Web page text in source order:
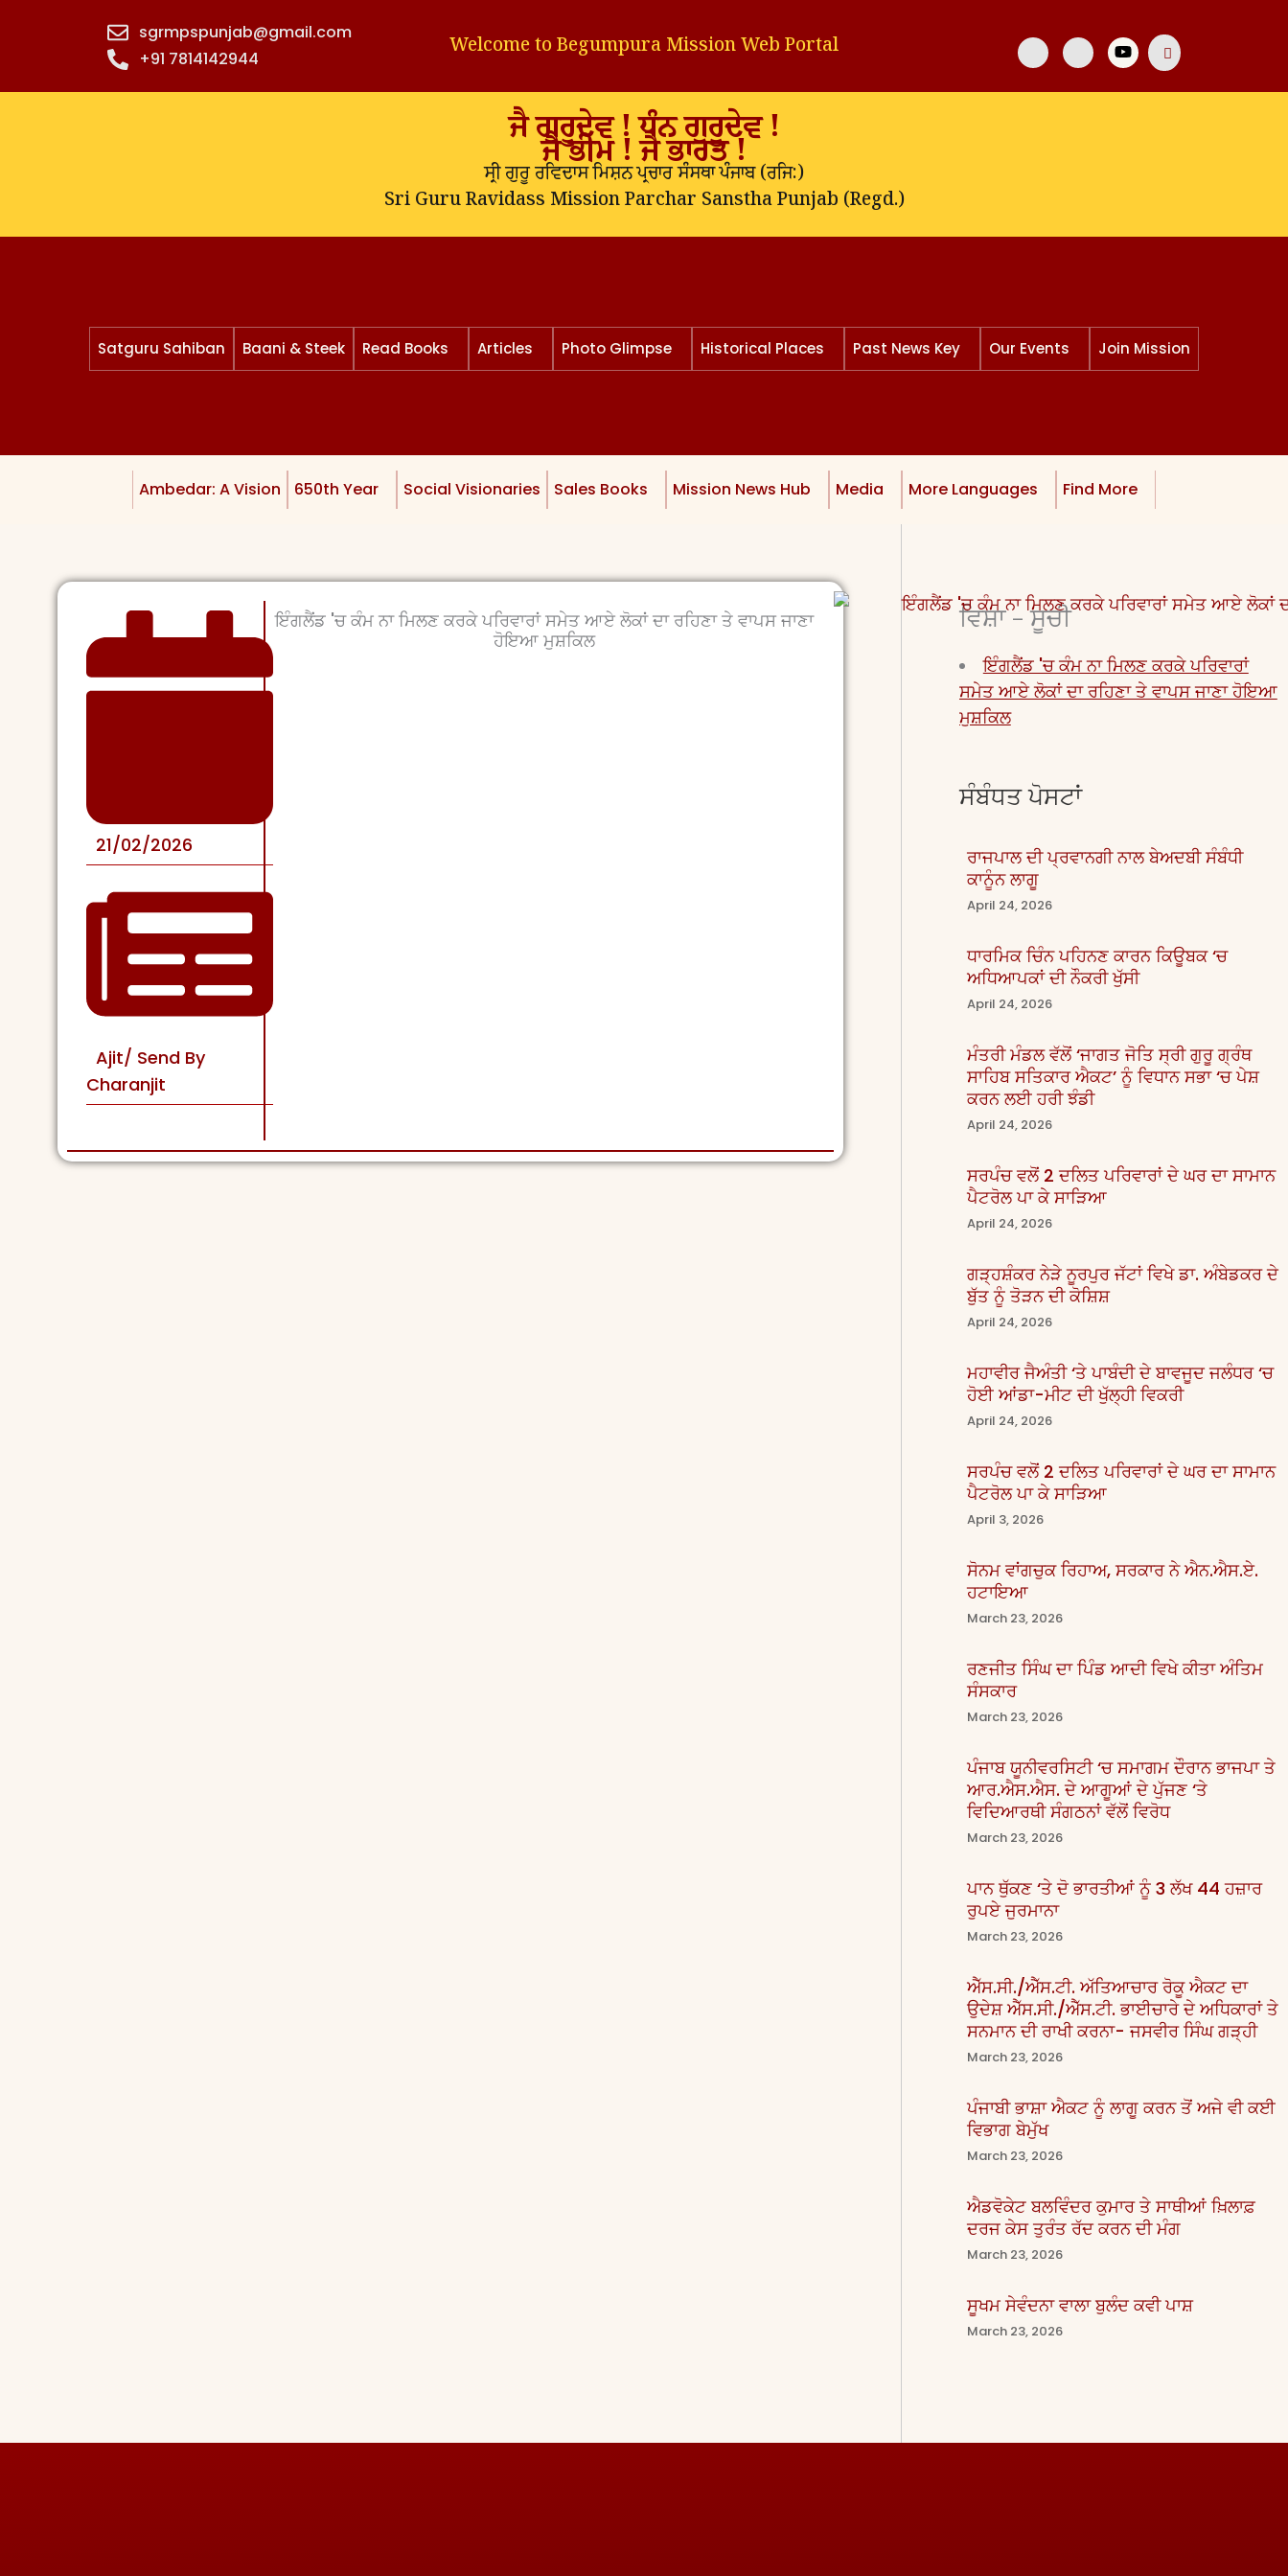
sgrmpspunjab@gmail.com
+91 7814142944‬
Welcome to Begumpura Mission Web Portal
ਜੈ ਗੁਰੂਦੇਵ ! ਧੰਨ ਗੁਰੂਦੇਵ !
ਜੈ ਭੀਮ ! ਜੈ ਭਾਰਤ !
ਸ੍ਰੀ ਗੁਰੂ ਰਵਿਦਾਸ ਮਿਸ਼ਨ ਪ੍ਰਚਾਰ ਸੰਸਥਾ ਪੰਜਾਬ (ਰਜਿ:)
Sri Guru Ravidass Mission Parchar Sanstha Punjab (Regd.)
Satguru Sahiban Baani & Steek Read Books Articles Photo Glimpse Historical Places Past News Key Our Events Join Mission
Ambedar: A Vision 650th Year Social Visionaries Sales Books Mission News Hub Media More Languages Find More
21/02/2026
Ajit/ Send By
Charanjit
ਇੰਗਲੈਂਡ 'ਚ ਕੰਮ ਨਾ ਮਿਲਣ ਕਰਕੇ ਪਰਿਵਾਰਾਂ ਸਮੇਤ ਆਏ ਲੋਕਾਂ ਦਾ ਰਹਿਣਾ ਤੇ ਵਾਪਸ ਜਾਣਾ
ਹੋਇਆ ਮੁਸ਼ਕਿਲ
ਵਿਸ਼ਾ - ਸੂਚੀ
ਇੰਗਲੈਂਡ 'ਚ ਕੰਮ ਨਾ ਮਿਲਣ ਕਰਕੇ ਪਰਿਵਾਰਾਂ
ਸਮੇਤ ਆਏ ਲੋਕਾਂ ਦਾ ਰਹਿਣਾ ਤੇ ਵਾਪਸ ਜਾਣਾ ਹੋਇਆ
ਮੁਸ਼ਕਿਲ
ਸੰਬੰਧਤ ਪੋਸਟਾਂ
ਰਾਜਪਾਲ ਦੀ ਪ੍ਰਵਾਨਗੀ ਨਾਲ ਬੇਅਦਬੀ ਸੰਬੰਧੀ
ਕਾਨੂੰਨ ਲਾਗੂ
April 24, 2026
ਧਾਰਮਿਕ ਚਿੰਨ ਪਹਿਨਣ ਕਾਰਨ ਕਿਊਬਕ ‘ਚ
ਅਧਿਆਪਕਾਂ ਦੀ ਨੌਕਰੀ ਖੁੱਸੀ
April 24, 2026
ਮੰਤਰੀ ਮੰਡਲ ਵੱਲੋਂ ‘ਜਾਗਤ ਜੋਤਿ ਸ੍ਰੀ ਗੁਰੂ ਗ੍ਰੰਥ
ਸਾਹਿਬ ਸਤਿਕਾਰ ਐਕਟ’ ਨੂੰ ਵਿਧਾਨ ਸਭਾ ‘ਚ ਪੇਸ਼
ਕਰਨ ਲਈ ਹਰੀ ਝੰਡੀ
April 24, 2026
ਸਰਪੰਚ ਵਲੋਂ 2 ਦਲਿਤ ਪਰਿਵਾਰਾਂ ਦੇ ਘਰ ਦਾ ਸਾਮਾਨ
ਪੈਟਰੋਲ ਪਾ ਕੇ ਸਾੜਿਆ
April 24, 2026
ਗੜ੍ਹਸ਼ੰਕਰ ਨੇੜੇ ਨੂਰਪੁਰ ਜੱਟਾਂ ਵਿਖੇ ਡਾ. ਅੰਬੇਡਕਰ ਦੇ
ਬੁੱਤ ਨੂੰ ਤੋੜਨ ਦੀ ਕੋਸ਼ਿਸ਼
April 24, 2026
ਮਹਾਵੀਰ ਜੈਅੰਤੀ ‘ਤੇ ਪਾਬੰਦੀ ਦੇ ਬਾਵਜੂਦ ਜਲੰਧਰ ‘ਚ
ਹੋਈ ਆਂਡਾ-ਮੀਟ ਦੀ ਖੁੱਲ੍ਹੀ ਵਿਕਰੀ
April 24, 2026
ਸਰਪੰਚ ਵਲੋਂ 2 ਦਲਿਤ ਪਰਿਵਾਰਾਂ ਦੇ ਘਰ ਦਾ ਸਾਮਾਨ
ਪੈਟਰੋਲ ਪਾ ਕੇ ਸਾੜਿਆ
April 3, 2026
ਸੋਨਮ ਵਾਂਗਚੁਕ ਰਿਹਾਅ, ਸਰਕਾਰ ਨੇ ਐਨ.ਐਸ.ਏ.
ਹਟਾਇਆ
March 23, 2026
ਰਣਜੀਤ ਸਿੰਘ ਦਾ ਪਿੰਡ ਆਦੀ ਵਿਖੇ ਕੀਤਾ ਅੰਤਿਮ
ਸੰਸਕਾਰ
March 23, 2026
ਪੰਜਾਬ ਯੂਨੀਵਰਸਿਟੀ ‘ਚ ਸਮਾਗਮ ਦੌਰਾਨ ਭਾਜਪਾ ਤੇ
ਆਰ.ਐਸ.ਐਸ. ਦੇ ਆਗੂਆਂ ਦੇ ਪੁੱਜਣ ‘ਤੇ
ਵਿਦਿਆਰਥੀ ਸੰਗਠਨਾਂ ਵੱਲੋਂ ਵਿਰੋਧ
March 23, 2026
ਪਾਨ ਥੁੱਕਣ ‘ਤੇ ਦੋ ਭਾਰਤੀਆਂ ਨੂੰ 3 ਲੱਖ 44 ਹਜ਼ਾਰ
ਰੁਪਏ ਜੁਰਮਾਨਾ
March 23, 2026
ਐੱਸ.ਸੀ./ਐੱਸ.ਟੀ. ਅੱਤਿਆਚਾਰ ਰੋਕੂ ਐਕਟ ਦਾ
ਉਦੇਸ਼ ਐੱਸ.ਸੀ./ਐੱਸ.ਟੀ. ਭਾਈਚਾਰੇ ਦੇ ਅਧਿਕਾਰਾਂ ਤੇ
ਸਨਮਾਨ ਦੀ ਰਾਖੀ ਕਰਨਾ- ਜਸਵੀਰ ਸਿੰਘ ਗੜ੍ਹੀ
March 23, 2026
ਪੰਜਾਬੀ ਭਾਸ਼ਾ ਐਕਟ ਨੂੰ ਲਾਗੂ ਕਰਨ ਤੋਂ ਅਜੇ ਵੀ ਕਈ
ਵਿਭਾਗ ਬੇਮੁੱਖ
March 23, 2026
ਐਡਵੋਕੇਟ ਬਲਵਿੰਦਰ ਕੁਮਾਰ ਤੇ ਸਾਥੀਆਂ ਖ਼ਿਲਾਫ਼
ਦਰਜ ਕੇਸ ਤੁਰੰਤ ਰੱਦ ਕਰਨ ਦੀ ਮੰਗ
March 23, 2026
ਸੂਖਮ ਸੇਵੰਦਨਾ ਵਾਲਾ ਬੁਲੰਦ ਕਵੀ ਪਾਸ਼
March 23, 2026